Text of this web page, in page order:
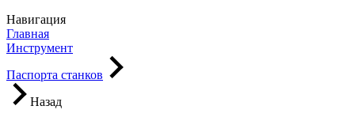
Навигация
Главная
Инструмент
Паспорта станков
Назад